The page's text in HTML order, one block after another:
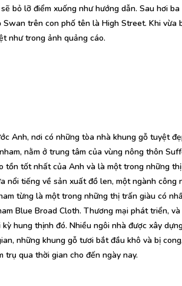
bỏ lỡ điểm xuống như hướng dẫn. Sau hơi
trên con phố tên là High Street. Khi vừa
như trong ảnh quảng cáo.
Anh, nơi có những tòa nhà khung gỗ tuyệt
nằm ở trung tâm của vùng nông thôn
tồn tốt nhất của Anh và là một trong những
tiếng về sản xuất đồ len, một ngành công
từng là một trong những thị trấn giàu có
Blue Broad Cloth. Thương mại phát triển,
hung thịnh đó. Nhiều ngôi nhà được xây
những khung gỗ tươi bắt đầu khô và bị
trụ qua thời gian cho đến ngày nay.